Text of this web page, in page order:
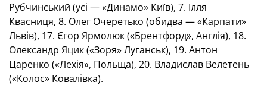
Рубчинський (усі — «Динамо» Київ), 7. Ілля
Квасниця, 8. Олег Очеретько (обидва — «Карпати»
Львів), 17. Єгор Ярмолюк («Брентфорд», Англія), 18.
Олександр Яцик («Зоря» Луганськ), 19. Антон
Царенко («Лехія», Польща), 20. Владислав Велетень
(«Колос» Ковалівка).